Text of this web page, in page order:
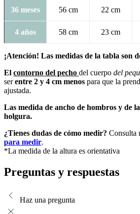
36 meses 56 cm 22 cm
4 años 58 cm 23 cm
¡Atención! Las medidas de la tabla son
El contorno del pecho del cuerpo del
serentre 2 y 4 cm menos para que la
ajustada.
Las medida de ancho de hombros y de
holgura.
¿Tienes dudas de cómo medir? Consulta
para medir.
*La medida de la altura es orientativa
Preguntas y respuestas
Haz una pregunta